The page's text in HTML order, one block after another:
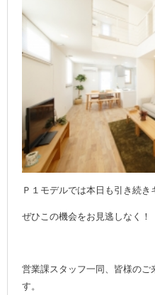
Ｐ１モデルでは本日も引き続き
ぜひこの機会をお見逃しなく！
営業課スタッフ一同、皆様のご
す。